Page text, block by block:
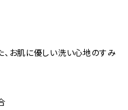
お肌に優しい洗い心地のすみ